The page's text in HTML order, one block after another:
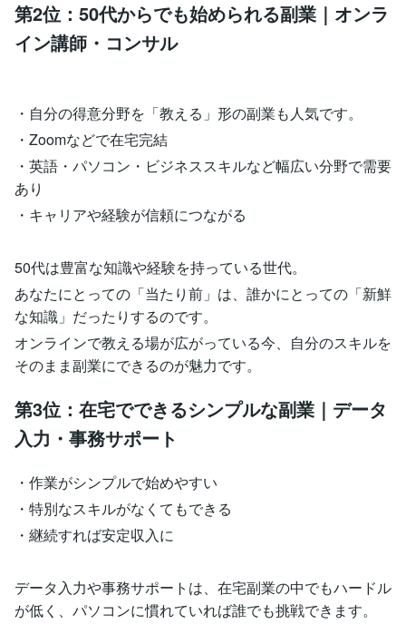
第2位：50代からでも始められる副業｜オンラ
イン講師・コンサル
・自分の得意分野を「教える」形の副業も人気です。
・Zoomなどで在宅完結
・英語・パソコン・ビジネススキルなど幅広い分野で需要
あり
・キャリアや経験が信頼につながる
50代は豊富な知識や経験を持っている世代。
あなたにとっての「当たり前」は、誰かにとっての「新鮮
な知識」だったりするのです。
オンラインで教える場が広がっている今、自分のスキルを
そのまま副業にできるのが魅力です。
第3位：在宅でできるシンプルな副業｜データ
入力・事務サポート
・作業がシンプルで始めやすい
・特別なスキルがなくてもできる
・継続すれば安定収入に
データ入力や事務サポートは、在宅副業の中でもハードル
が低く、パソコンに慣れていれば誰でも挑戦できます。